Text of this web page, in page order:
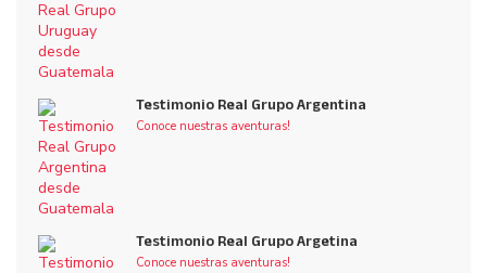
Testimonio Real Grupo Argentina
Conoce nuestras aventuras!
Testimonio Real Grupo Argetina
Conoce nuestras aventuras!